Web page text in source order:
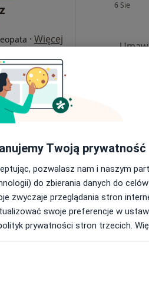
· Więcej
płacą
Konstantego Ildefonsa Gałczyńskiego 27, Wrocław •Mapa
180 zł
6 Sie
Dziś
6 Sie
Twoją prywatność
pozwalasz nam i naszym
do zbierania danych do
zwyczaje przeglądania stron
swoje preferencje w
prywatności stron trzecich.